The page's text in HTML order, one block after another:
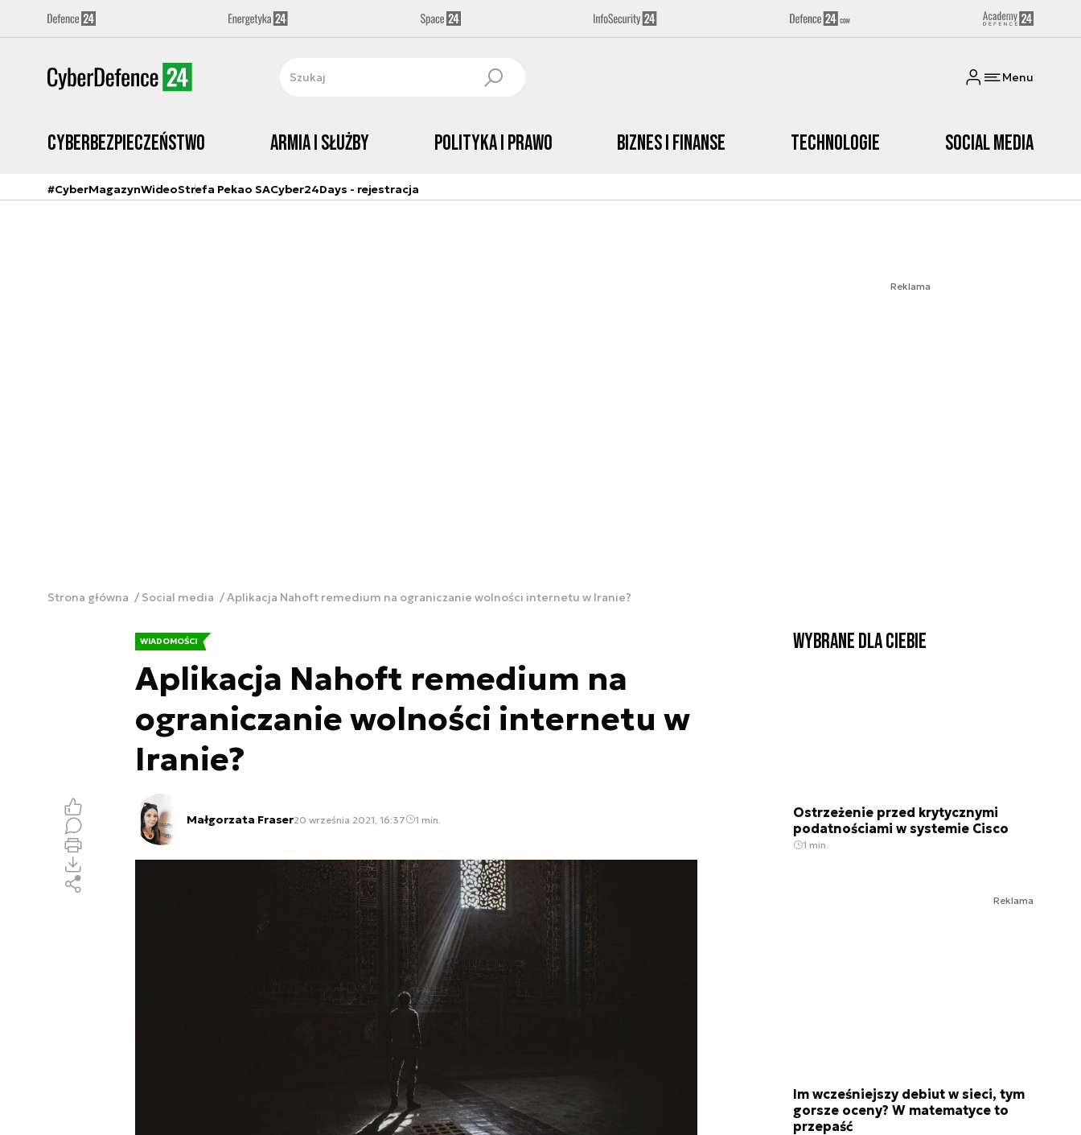
Menu
Cyberbezpieczeństwo Armia i Służby Polityka i prawo Biznes i Finanse Technologie Social media
#CyberMagazynWideoStrefa Pekao SACyber24Days - rejestracja
Reklama
Strona główna Social media Aplikacja Nahoft remedium na ograniczanie wolności internetu w Iranie?
WIADOMOŚCI
Aplikacja Nahoft remedium na
ograniczanie wolności internetu w
Iranie?
Małgorzata Fraser20 września 2021, 16:37 1 min.
Wybrane dla Ciebie
Ostrzeżenie przed krytycznymi
podatnościami w systemie Cisco
1 min.
Reklama
Im wcześniejszy debiut w sieci, tym
gorsze oceny? W matematyce to
przepaść